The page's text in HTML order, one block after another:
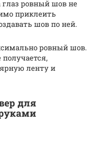
ровный шов не
приклеить
шов по ней.
ровный шов.
ленту и
для